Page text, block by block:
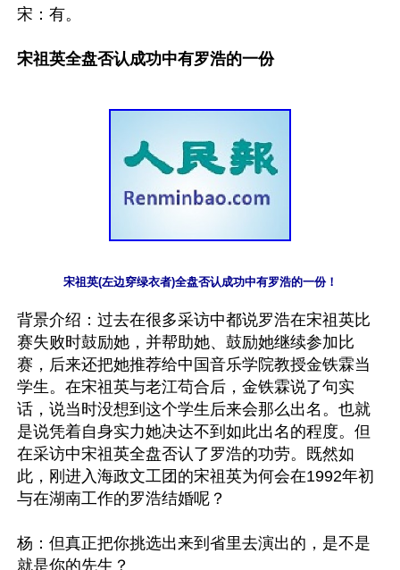
宋祖英全盘否认成功中有罗浩的一份
宋祖英(左边穿绿衣者)全盘否认成功中有罗浩的一份！
背景介绍：过去在很多采访中都说罗浩在宋祖英比
赛失败时鼓励她，并帮助她、鼓励她继续参加比
赛，后来还把她推荐给中国音乐学院教授金铁霖当
学生。在宋祖英与老江苟合后，金铁霖说了句实
话，说当时没想到这个学生后来会那么出名。也就
是说凭着自身实力她决达不到如此出名的程度。但
在采访中宋祖英全盘否认了罗浩的功劳。既然如
此，刚进入海政文工团的宋祖英为何会在1992年初
与在湖南工作的罗浩结婚呢？
杨：但真正把你挑选出来到省里去演出的，是不是
就是你的先生？